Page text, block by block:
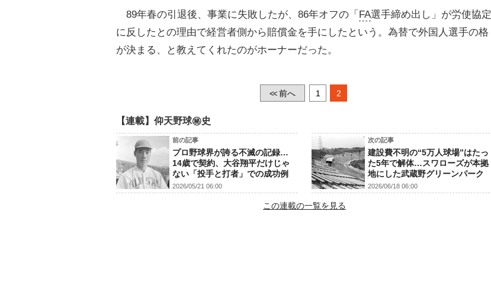
89年春の引退後、事業に失敗したが、86年オフの「 FA選手締め出し」が労使協定
に反したとの理由で経営者側から賠償金を手にしたという。為替で外国人選手の格
が決まる、と教えてくれたのがホーナーだった。
<<前へ 1 2
【連載】仰天野球㊙史
前の記事
プロ野球界が誇る不滅の記録…
14歳で契約、大谷翔平だけじゃ
ない「投手と打者」での成功例
2026/05/21 06:00
次の記事
建設費不明の“5万人球場”はたっ
た5年で解体…スワローズが本拠
地にした武蔵野グリーンパーク
2026/06/18 06:00
この連載の一覧を見る